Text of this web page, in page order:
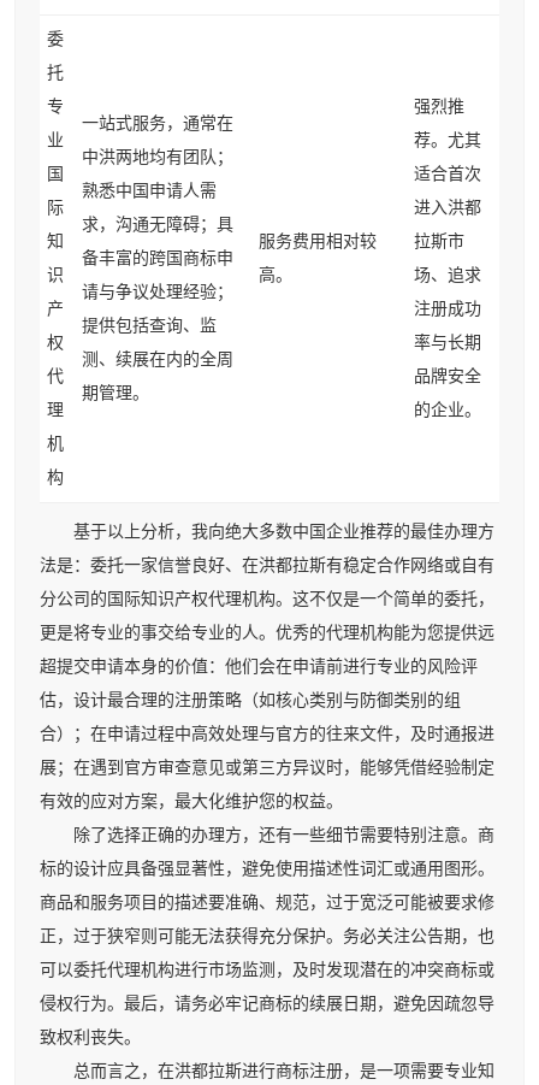
委
托
专
业
国
际
知
识
产
权
代
理
机
构
一站式服务，通常在
中洪两地均有团队；
熟悉中国申请人需
求，沟通无障碍；具
备丰富的跨国商标申
请与争议处理经验；
提供包括查询、监
测、续展在内的全周
期管理。
服务费用相对较
高。
强烈推
荐。尤其
适合首次
进入洪都
拉斯市
场、追求
注册成功
率与长期
品牌安全
的企业。
基于以上分析，我向绝大多数中国企业推荐的最佳办理方
法是：委托一家信誉良好、在洪都拉斯有稳定合作网络或自有
分公司的国际知识产权代理机构。这不仅是一个简单的委托，
更是将专业的事交给专业的人。优秀的代理机构能为您提供远
超提交申请本身的价值：他们会在申请前进行专业的风险评
估，设计最合理的注册策略（如核心类别与防御类别的组
合）；在申请过程中高效处理与官方的往来文件，及时通报进
展；在遇到官方审查意见或第三方异议时，能够凭借经验制定
有效的应对方案，最大化维护您的权益。
除了选择正确的办理方，还有一些细节需要特别注意。商
标的设计应具备强显著性，避免使用描述性词汇或通用图形。
商品和服务项目的描述要准确、规范，过于宽泛可能被要求修
正，过于狭窄则可能无法获得充分保护。务必关注公告期，也
可以委托代理机构进行市场监测，及时发现潜在的冲突商标或
侵权行为。最后，请务必牢记商标的续展日期，避免因疏忽导
致权利丧失。
总而言之，在洪都拉斯进行商标注册，是一项需要专业知